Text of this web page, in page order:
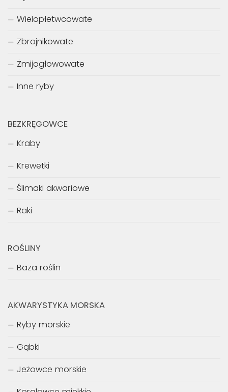
Wielopłetwcowate
Zbrojnikowate
Żmijogłowowate
Inne ryby
BEZKRĘGOWCE
Kraby
Krewetki
Ślimaki akwariowe
Raki
ROŚLINY
Baza roślin
AKWARYSTYKA MORSKA
Ryby morskie
Gąbki
Jeżowce morskie